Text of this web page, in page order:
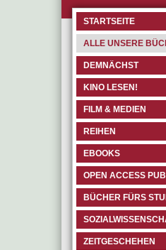
STARTSEITE
ALLE UNSERE
DEMNÄCHST
KINO LESEN!
FILM & MEDIEN
REIHEN
EBOOKS
OPEN ACCESS
BÜCHER FÜRS
ZEITGESCHEHEN